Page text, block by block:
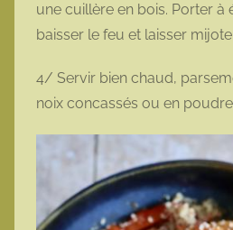
une cuillère en bois. Porter à
baisser le feu et laisser
4/ Servir bien chaud,
noix concassés ou en